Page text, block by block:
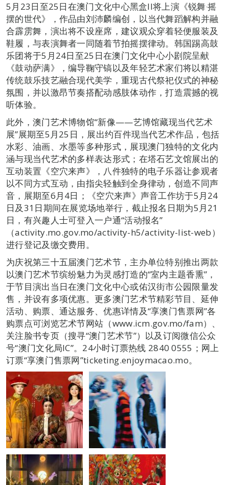
5月23日至25日在澳门文化中心黑盒II将上演《锐舞‧摇
摆的世代》，作品由刘沛麟编创，以当代舞蹈解构并融
合霹雳舞，演出将不设座席，建议观众穿着轻便服装及
鞋履，与表演舞者一同随着节拍摇摆律动。韩国踢高鼓
乐团将于5月24日至25日在澳门文化中心小剧院呈献
《鼓动萨满》，编导鞠守镐以及年轻艺术家们将以精湛
传统鼓乐技艺融合现代美学，重现古代祭祀仪式的神秘
氛围，并以激昂节奏搭配动感肢体动作，打造震撼的视
听体验。
此外，澳门艺术博物馆“新像——艺博馆藏现当代艺术
展”展期至5月25日，展出约百件现当代艺术作品，包括
水彩、油画、水墨等多种形式，展现澳门独特的文化内
涵与现当代艺术的多样表达形式；在塔石艺文馆展出的
互动装置《空穴来声》，八件独特的电子乐器让参观者
以不同方式互动，由指尖轻触到全身律动，创造不同声
音，展期至6月4日；《空穴来声》声音工作坊于5月24
日及31日期间在展览场地举行，截止报名日期为5月21
日，有兴趣人士可登入一户通“活动报名”
（activity.mo.gov.mo/activity-h5/activity-list-web）
进行登记及缴交费用。
为庆祝第三十五届澳门艺术节，主办单位特别推出两款
以澳门艺术节缤纷魅力为灵感打造的“室内主题香熏”，
于节目演出当日在澳门文化中心或佑汉街市公园限量发
售，并设有多项优惠。更多澳门艺术节精彩节目、延伸
活动、购票、通达服务、优惠详情及“享澳门售票网”各
购票点可浏览艺术节网站（www.icm.gov.mo/fam）、
关注脸书专页（搜寻“澳门艺术节”）以及订阅微信公众
号“澳门文化局IC”。24小时订票热线 2840 0555；网上
订票“享澳门售票网”ticketing.enjoymacao.mo。